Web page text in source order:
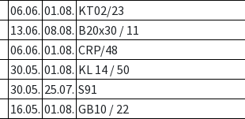
06.06. 01.08. KT02/23
13.06. 08.08. B20x30 / 11
06.06. 01.08. CRP/48
30.05. 01.08. KL 14 / 50
30.05. 25.07. S91
16.05. 01.08. GB10 / 22